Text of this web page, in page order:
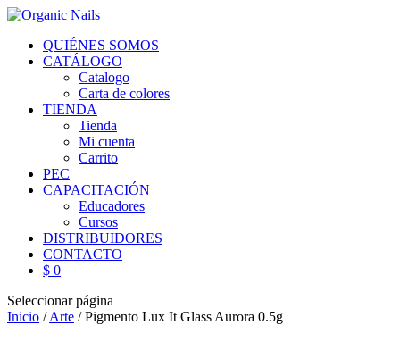
QUIÉNES SOMOS
CATÁLOGO
Catalogo
Carta de colores
TIENDA
Tienda
Mi cuenta
Carrito
PEC
CAPACITACIÓN
Educadores
Cursos
DISTRIBUIDORES
CONTACTO
$ 0
Seleccionar página
Inicio /Arte / Pigmento Lux It Glass Aurora 0.5g